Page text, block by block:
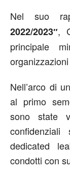
Nel suo
2022/2023″,
principale
Nell’arco di
al primo
sono state
dedicated
condotti con